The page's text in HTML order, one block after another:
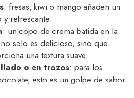
: fresas, kiwi o mango añaden un
refrescante.
: un copo de crema batida en la
solo es delicioso, sino que
una textura suave.
o en trozos: para los
esto es un golpe de sabor